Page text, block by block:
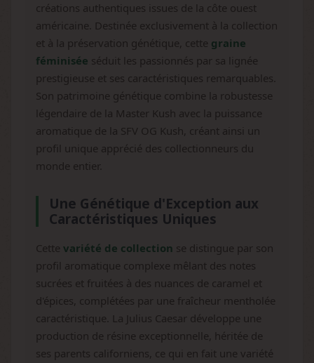
créations authentiques issues de la côte ouest
américaine. Destinée exclusivement à la collection
et à la préservation génétique, cette graine
féminisée séduit les passionnés par sa lignée
prestigieuse et ses caractéristiques remarquables.
Son patrimoine génétique combine la robustesse
légendaire de la Master Kush avec la puissance
aromatique de la SFV OG Kush, créant ainsi un
profil unique apprécié des collectionneurs du
monde entier.
Une Génétique d'Exception aux
Caractéristiques Uniques
Cette variété de collection se distingue par son
profil aromatique complexe mêlant des notes
sucrées et fruitées à des nuances de caramel et
d'épices, complétées par une fraîcheur mentholée
caractéristique. La Julius Caesar développe une
production de résine exceptionnelle, héritée de
ses parents californiens, ce qui en fait une variété